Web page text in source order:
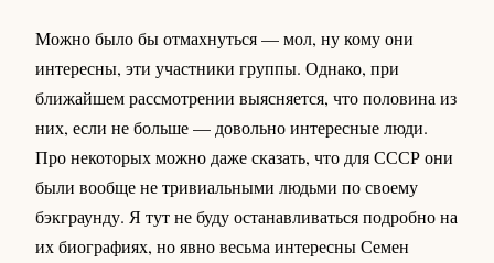
Можно было бы отмахнуться — мол, ну кому они
интересны, эти участники группы. Однако, при
ближайшем рассмотрении выясняется, что половина из
них, если не больше — довольно интересные люди.
Про некоторых можно даже сказать, что для СССР они
были вообще не тривиальными людьми по своему
бэкграунду. Я тут не буду останавливаться подробно на
их биографиях, но явно весьма интересны Семен